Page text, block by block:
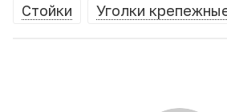
Стойки Уголки